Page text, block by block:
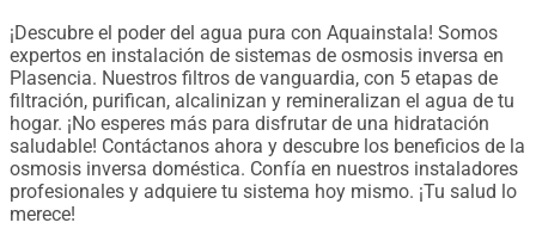
¡Descubre el poder del agua pura con Aquainstala! Somos
expertos en instalación de sistemas de osmosis inversa en
Plasencia. Nuestros filtros de vanguardia, con 5 etapas de
filtración, purifican, alcalinizan y remineralizan el agua de tu
hogar. ¡No esperes más para disfrutar de una hidratación
saludable! Contáctanos ahora y descubre los beneficios de la
osmosis inversa doméstica. Confía en nuestros instaladores
profesionales y adquiere tu sistema hoy mismo. ¡Tu salud lo
merece!